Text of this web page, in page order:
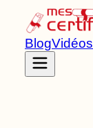
BlogVidéos